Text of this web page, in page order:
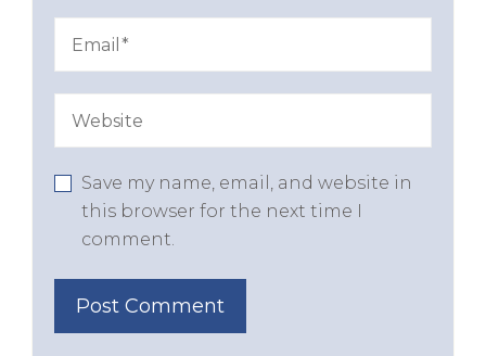
Save my name, email, and website in
this browser for the next time I
comment.